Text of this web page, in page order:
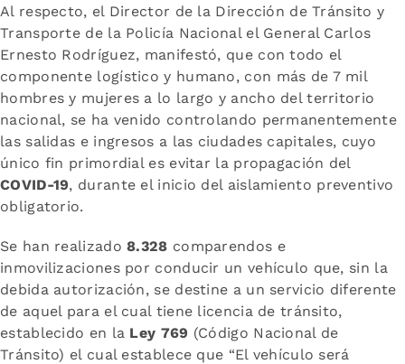
Al respecto, el Director de la Dirección de Tránsito y
Transporte de la Policía Nacional el General Carlos
Ernesto Rodríguez, manifestó, que con todo el
componente logístico y humano, con más de 7 mil
hombres y mujeres a lo largo y ancho del territorio
nacional, se ha venido controlando permanentemente
las salidas e ingresos a las ciudades capitales, cuyo
único fin primordial es evitar la propagación del
COVID-19, durante el inicio del aislamiento preventivo
obligatorio.
Se han realizado8.328 comparendos e
inmovilizaciones por conducir un vehículo que, sin la
debida autorización, se destine a un servicio diferente
de aquel para el cual tiene licencia de tránsito,
establecido en la Ley 769 (Código Nacional de
Tránsito) el cual establece que “El vehículo será